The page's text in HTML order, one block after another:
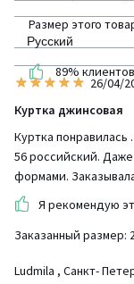
Размер этого
89%
Русский
26/04/
Куртка джинсовая
Куртка понравилась
56 российский.
формами.
Я рекомендую
Заказанный размер:
Ludmila , Санкт-